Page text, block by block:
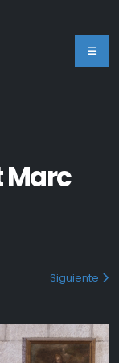
Marc
Siguiente